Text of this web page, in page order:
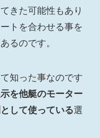
きた可能性もあり
トを合わせる事を
るのです。
知った事なのです
を他艇のモーター
して使っている選